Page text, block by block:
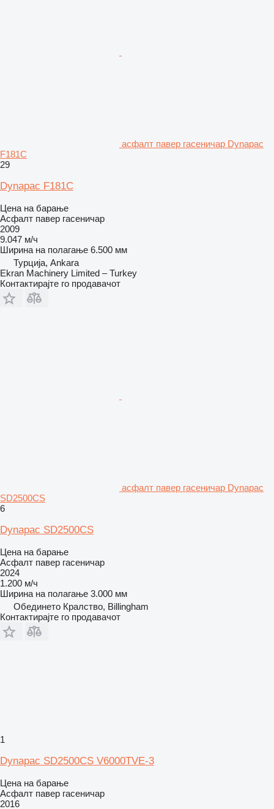
асфалт павер гасеничар Dynapac
F181C
29
Dynapac F181C
Цена на барање
Асфалт павер гасеничар
2009
9.047 м/ч
Ширина на полагање 6.500 мм
Турција, Ankara
Ekran Machinery Limited – Turkey
Контактирајте го продавачот
асфалт павер гасеничар Dynapac
SD2500CS
6
Dynapac SD2500CS
Цена на барање
Асфалт павер гасеничар
2024
1.200 м/ч
Ширина на полагање 3.000 мм
Обединето Кралство, Billingham
Контактирајте го продавачот
1
Dynapac SD2500CS V6000TVE-3
Цена на барање
Асфалт павер гасеничар
2016